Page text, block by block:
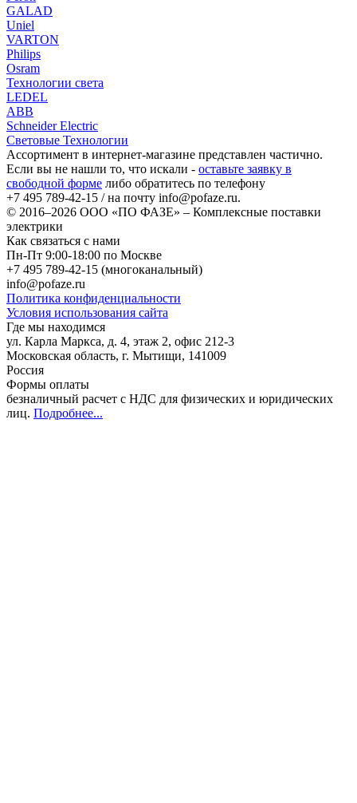
GALAD
Uniel
VARTON
Philips
Osram
Технологии света
LEDEL
ABB
Schneider Electric
Световые Технологии
Ассортимент в интернет-магазине представлен частично.
Если вы не нашли то, что искали - оставьте заявку в
свободной форме либо обратитесь по телефону
+7 495 789-42-15 / на почту info@pofaze.ru.
© 2016–2026 ООО «ПО ФАЗЕ» – Комплексные поставки
электрики
Как связаться с нами
Пн-Пт 9:00-18:00 по Москве
+7 495 789-42-15 (многоканальный)
info@pofaze.ru
Политика конфиденциальности
Условия использования сайта
Где мы находимся
ул. Карла Маркса, д. 4, этаж 2, офис 212-3
Московская область, г. Мытищи, 141009
Россия
Формы оплаты
безналичный расчет с НДС для физических и юридических
лиц. Подробнее...